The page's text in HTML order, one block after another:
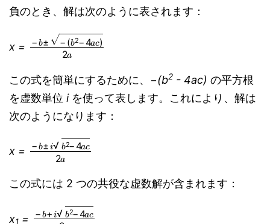
負のとき、解は次のように表されます：
x =
b±−
b2−4ac)2a
この式を簡単にするために、 −(b2 - 4ac) の平方根
を虚数単位 iを使って表します。これにより、解は
次のようになります：
x =
b±ib2−4
この式には 2 つの共役な虚数解が含まれます：
x1 =
b+ib2−4